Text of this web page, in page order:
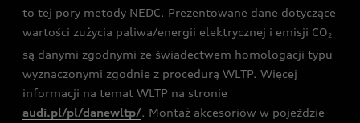
to tej pory metody NEDC. Prezentowane dane dotyczące
wartości zużycia paliwa/energii elektrycznej i emisji CO2
są danymi zgodnymi ze świadectwem homologacji typu
wyznaczonymi zgodnie z procedurą WLTP. Więcej
informacji na temat WLTP na stronie
audi.pl/pl/danewltp/. Montaż akcesoriów w pojeździe